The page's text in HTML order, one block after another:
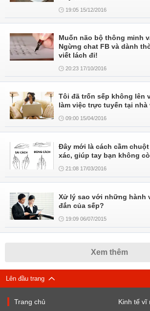
19:05 15/12/2016
Muốn não bộ thông minh
Ngừng chat FB và dành
viết lách đi!
20:23 17/10/2016
Tôi đã trốn sếp không lên
làm việc trực tuyến tại nhà
09:00 15/04/2016
Đây mới là cách cầm
xác, giúp tay bạn không
21:08 17/03/2016
Xử lý sao với những hành
đắn của sếp?
19:09 06/07/2015
Xem thêm
Lên đầu trang
Trang chủ Kinh tế vĩ